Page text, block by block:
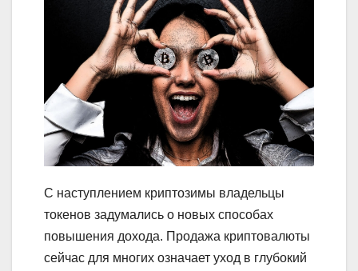
С наступлением криптозимы владельцы
токенов задумались о новых способах
повышения дохода. Продажа криптовалюты
сейчас для многих означает уход в глубокий